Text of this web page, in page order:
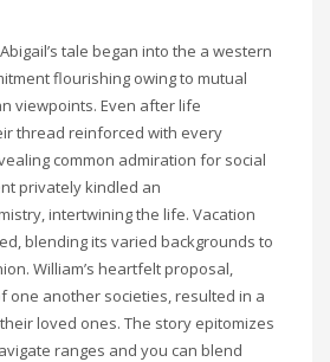
tale began into the a western
flourishing owing to mutual
viewpoints. Even after life
thread reinforced with every
common admiration for social
privately kindled an
intertwining the life. Vacation
blending its varied backgrounds to
William’s heartfelt proposal,
one another societies, resulted in a
loved ones. The story epitomizes
ranges and you can blend